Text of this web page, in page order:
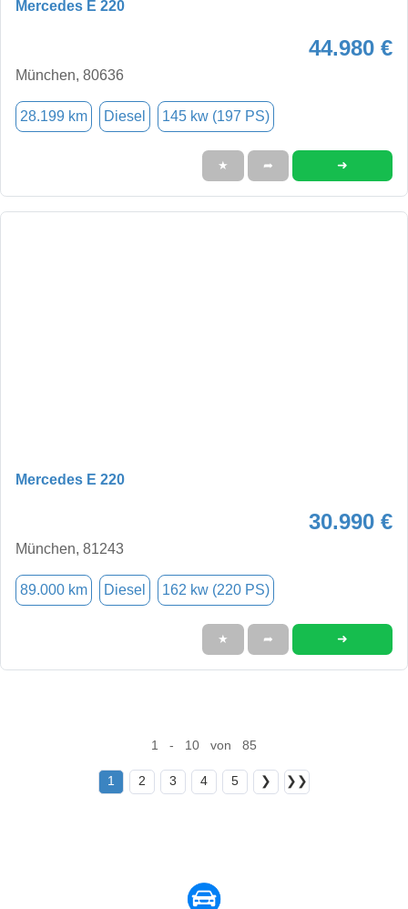
Mercedes E 220
44.980 €
München, 80636
28.199 km Diesel 145 kw (197 PS)
★ ➦ ➜
Mercedes E 220
30.990 €
München, 81243
89.000 km Diesel 162 kw (220 PS)
★ ➦ ➜
1 - 10 von 85
1 2 3 4 5 ❯ ❯❯